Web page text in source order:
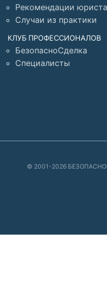
Рекомендации юриста
Случаи из практики
КЛУБ ПРОФЕССИОНАЛОВ
БезопасноСделка
Специалисты
© 2001-2026